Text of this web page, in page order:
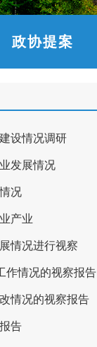
政协提案
设情况调研
发展情况
况
产业
情况进行视察
作情况的视察报告
情况的视察报告
告